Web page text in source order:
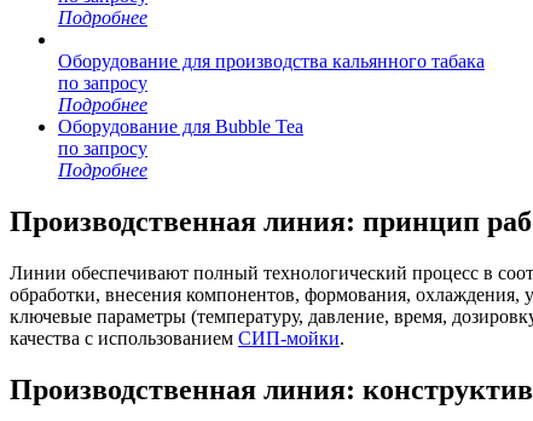
Подробнее
Оборудование для производства кальянного табака
по запросу
Подробнее
Оборудование для Bubble Tea
по запросу
Подробнее
Производственная линия: принцип
Линии обеспечивают полный технологический процесс в
обработки, внесения компонентов, формования, охлаждения,
ключевые параметры (температуру, давление, время,
качества с использованием СИП-мойки.
Производственная линия: